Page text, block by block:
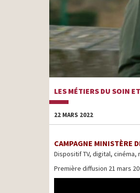
LES MÉTIERS DU SOIN
22 MARS 2022
CAMPAGNE MINISTÈRE
Dispositif TV, digital, cinéma,
Première diffusion 21 mars